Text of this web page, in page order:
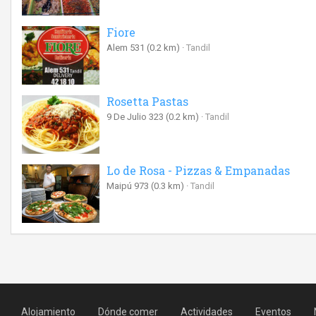
Fiore
Alem 531 (0.2 km) Tandil
Rosetta Pastas
9 De Julio 323 (0.2 km) Tandil
Lo de Rosa - Pizzas & Empanadas
Maipú 973 (0.3 km) Tandil
Alojamiento Dónde comer Actividades Eventos